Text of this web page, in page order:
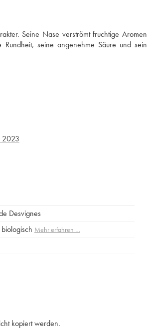
Seine Nase verströmt fruchtige Aromen
seine angenehme Säure und sein
2023
Desvignes
biologisch Mehr erfahren …
kopiert werden.